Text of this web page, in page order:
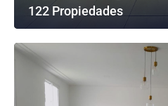
122 Propiedades
Ver Todas Las Propiedades